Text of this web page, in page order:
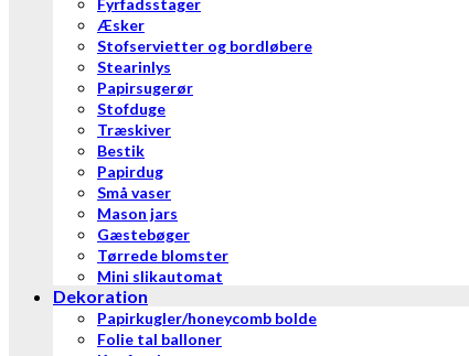
Fyrfadsstager
Æsker
Stofservietter og bordløbere
Stearinlys
Papirsugerør
Stofduge
Træskiver
Bestik
Papirdug
Små vaser
Mason jars
Gæstebøger
Tørrede blomster
Mini slikautomat
Dekoration
Papirkugler/honeycomb bolde
Folie tal balloner